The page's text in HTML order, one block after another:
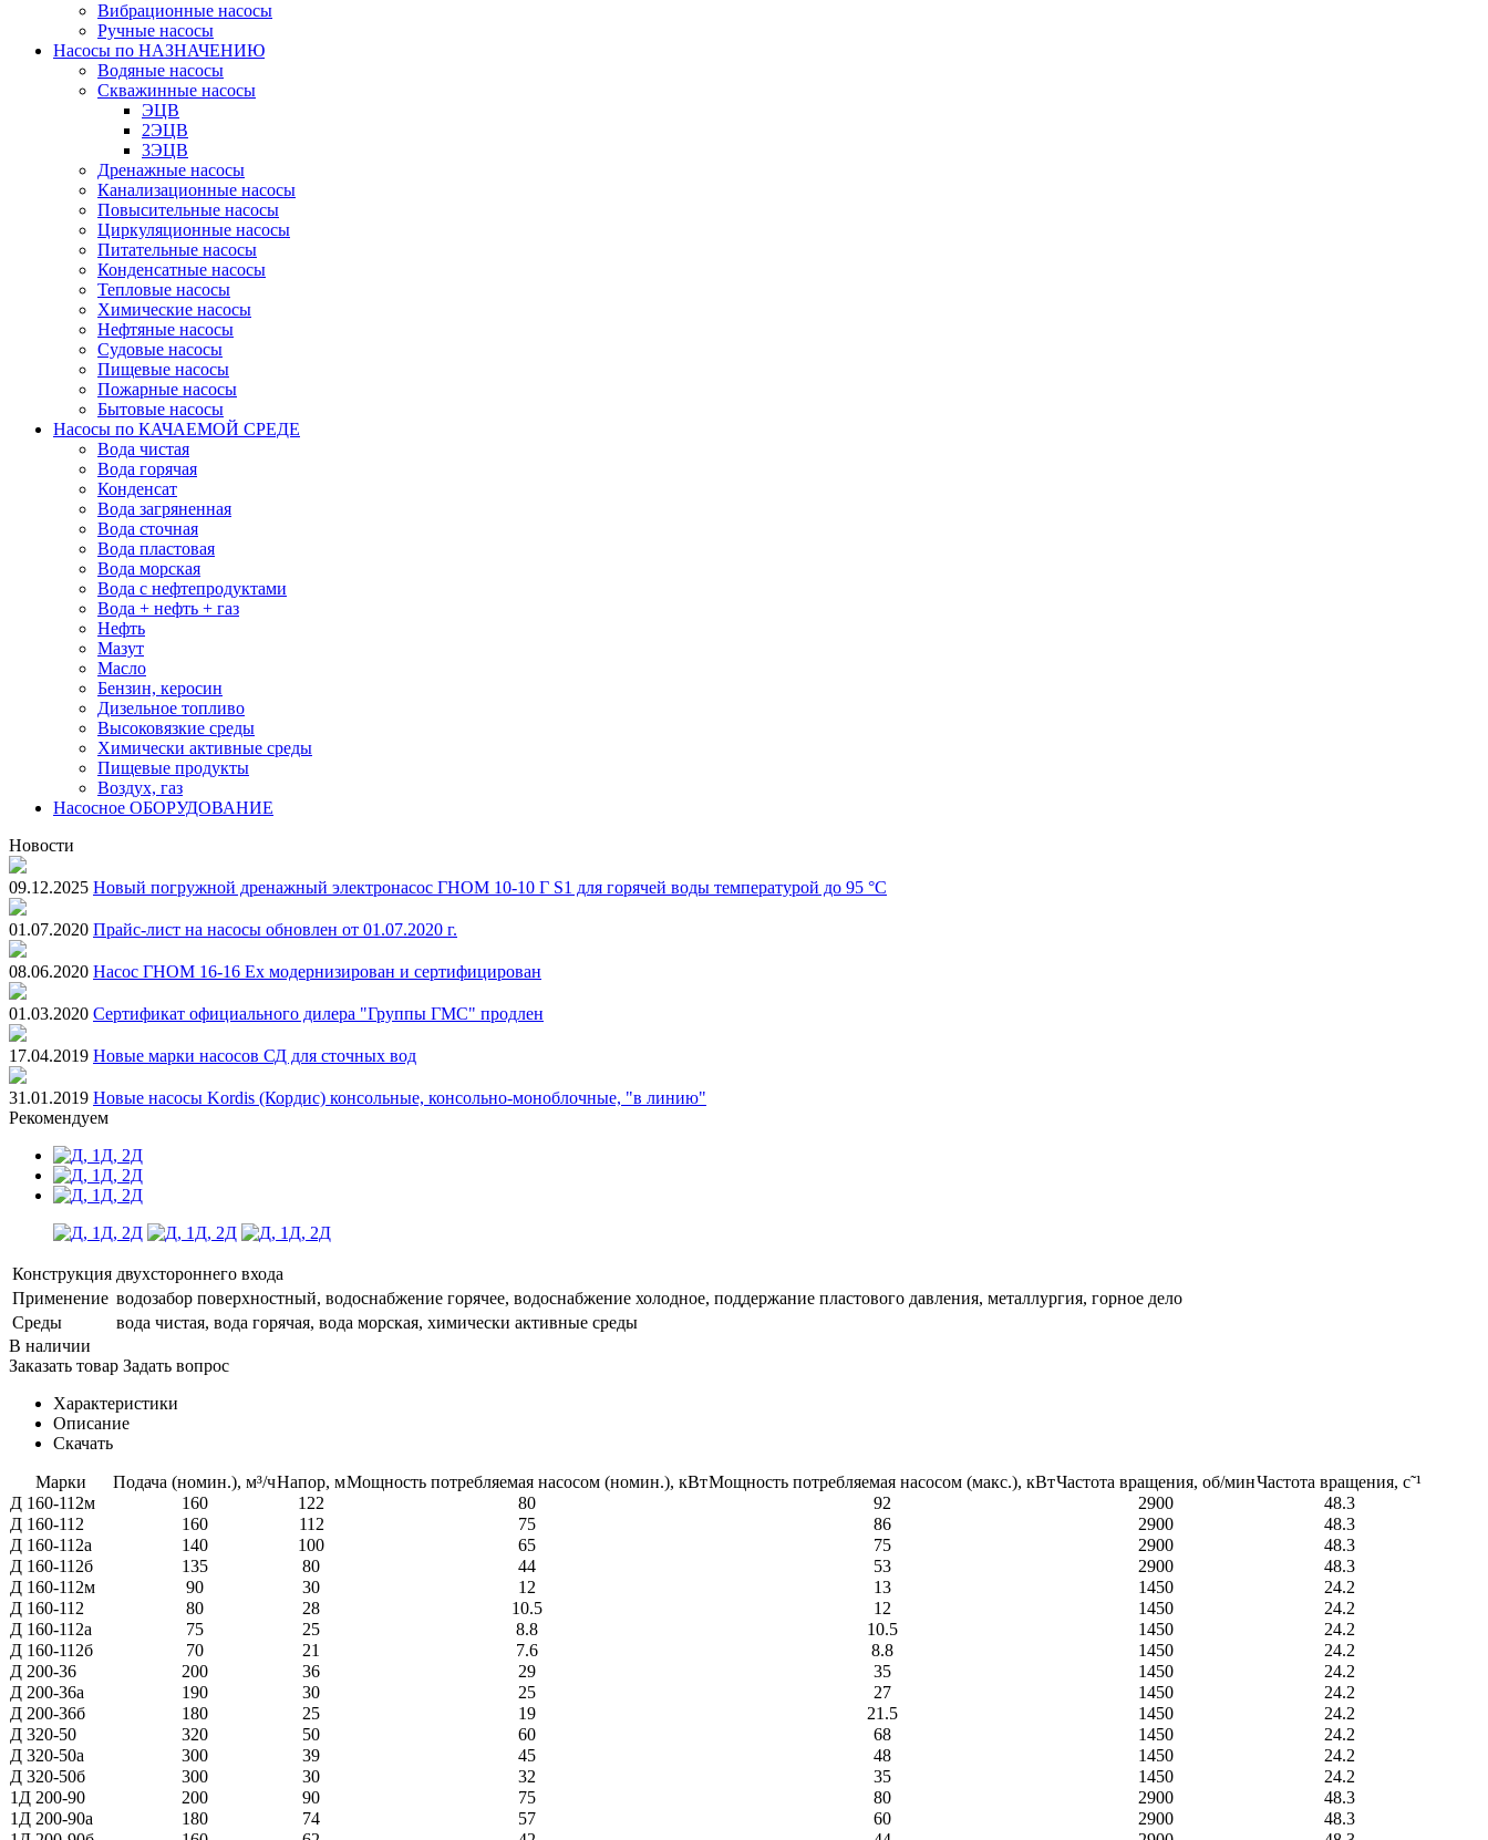
Вибрационные насосы
Ручные насосы
Насосы по НАЗНАЧЕНИЮ
Водяные насосы
Скважинные насосы
ЭЦВ
2ЭЦВ
3ЭЦВ
Дренажные насосы
Канализационные насосы
Повысительные насосы
Циркуляционные насосы
Питательные насосы
Конденсатные насосы
Тепловые насосы
Химические насосы
Нефтяные насосы
Судовые насосы
Пищевые насосы
Пожарные насосы
Бытовые насосы
Насосы по КАЧАЕМОЙ СРЕДЕ
Вода чистая
Вода горячая
Конденсат
Вода загряненная
Вода сточная
Вода пластовая
Вода морская
Вода с нефтепродуктами
Вода + нефть + газ
Нефть
Мазут
Масло
Бензин, керосин
Дизельное топливо
Высоковязкие среды
Химически активные среды
Пищевые продукты
Воздух, газ
Насосное ОБОРУДОВАНИЕ
Новости
09.12.2025 Новый погружной дренажный электронасос ГНОМ 10-10 Г S1 для горячей воды температурой до 95 °С
01.07.2020 Прайс-лист на насосы обновлен от 01.07.2020 г.
08.06.2020 Насос ГНОМ 16-16 Ex модернизирован и сертифицирован
01.03.2020 Сертификат официального дилера "Группы ГМС" продлен
17.04.2019 Новые марки насосов СД для сточных вод
31.01.2019 Новые насосы Kordis (Кордис) консольные, консольно-моноблочные, "в линию"
Рекомендуем
Конструкция двухстороннего входа
Применение водозабор поверхностный, водоснабжение горячее, водоснабжение холодное, поддержание пластового давления, металлургия, горное дело
Среды
вода чистая, вода горячая, вода морская, химически активные среды
В наличии
Заказать товар Задать вопрос
Характеристики
Описание
Скачать
Марки Подача (номин.), м³/чНапор, мМощность потребляемая насосом (номин.), кВтМощность потребляемая насосом (макс.), кВтЧастота вращения, об/минЧастота вращения, c˜¹
Д 160-112м
160 122 80 92 2900
48.3
Д 160-112
160 112 75 86 2900
48.3
Д 160-112а
140 100 65 75 2900
48.3
Д 160-112б
135 80 44 53 2900
48.3
Д 160-112м
90 30 12 13 1450
24.2
Д 160-112
80 28 10.5 12 1450
24.2
Д 160-112а
75 25 8.8 10.5 1450
24.2
Д 160-112б
70 21 7.6 8.8 1450
24.2
Д 200-36
200 36 29 35 1450
24.2
Д 200-36а
190 30 25 27 1450
24.2
Д 200-36б
180 25 19 21.5 1450
24.2
Д 320-50
320 50 60 68 1450
24.2
Д 320-50а
300 39 45 48 1450
24.2
Д 320-50б
300 30 32 35 1450
24.2
1Д 200-90
200 90 75 80 2900
48.3
1Д 200-90а
180 74 57 60 2900
48.3